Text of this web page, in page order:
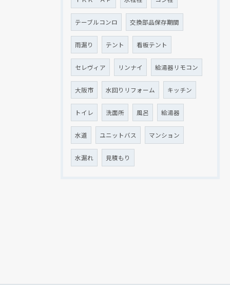
テーブルコンロ 交換部品保存期間
雨漏り テント 看板テント
セレヴィア リンナイ 給湯器リモコン
大阪市 水回りリフォーム キッチン
トイレ 洗面所 風呂 給湯器
水道 ユニットバス マンション
水漏れ 見積もり